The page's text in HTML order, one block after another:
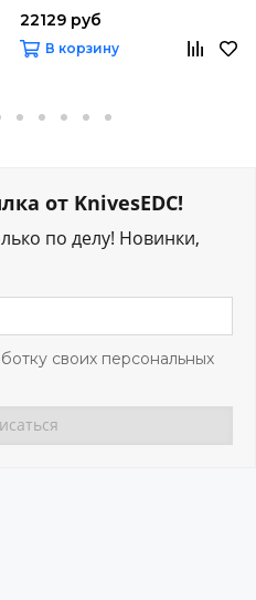
22129 руб
В корзину
от KnivesEDC!
по делу! Новинки,
своих персональных